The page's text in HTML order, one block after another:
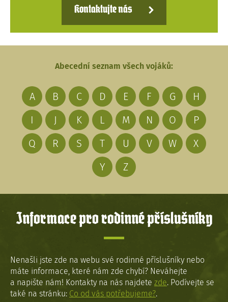
Kontaktujte nás
Abecední seznam všech vojáků:
A B C D E F G
H
I
J K L M N O
P
Q
R S T U V W
X
Y
Z
Informace pro rodinné příslušníky
Nenašli jste zde na webu své rodinné příslušníky nebo
máte informace, které nám zde chybí? Neváhejte
a napište nám! Kontakty na nás najdete zde. Podívejte se
také na stránku: Co od vás potřebujeme?.